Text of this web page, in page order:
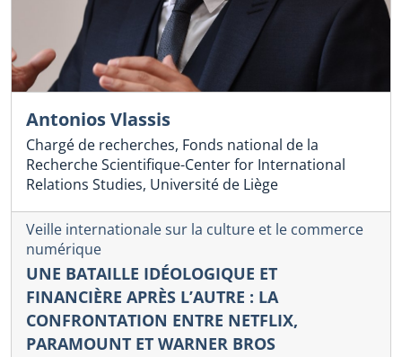
Antonios Vlassis
Chargé de recherches, Fonds national de la
Recherche Scientifique-Center for International
Relations Studies, Université de Liège
Veille internationale sur la culture et le commerce
numérique
UNE BATAILLE IDÉOLOGIQUE ET
FINANCIÈRE APRÈS L’AUTRE : LA
CONFRONTATION ENTRE NETFLIX,
PARAMOUNT ET WARNER BROS